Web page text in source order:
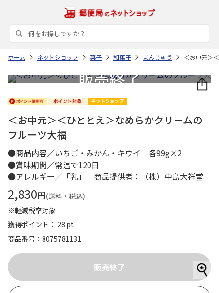
ホーム ネットショップ 菓子 和菓子 まんじゅう ＜お中元＞
＜お中元＞＜ひととえ＞なめらかクリームの
フルーツ大福
●商品内容／いちご・みかん・キウイ 各99g×2
●賞味期間／常温で120日
●アレルギー／「乳」 商品提供者：（株）中島大祥堂
2,830円(送料・税込)
※軽減税率対象
獲得ポイント： 28 pt
商品番号
8075781131